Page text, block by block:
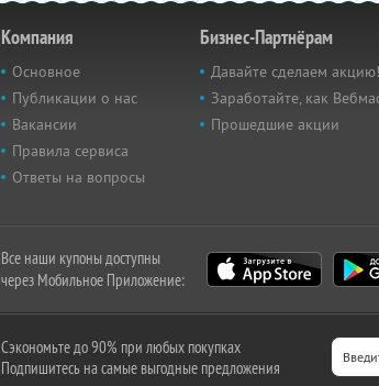
Компания
Основное
Публикации о нас
Вакансии
Правила сервиса
Ответы на вопросы
Бизнес-Партнёрам
Давайте сделаем акцию!
Заработайте, как
Прошедшие акции
Все наши купоны доступны
через Мобильное Приложение:
Сэкономьте до 90% при любых покупках
Подпишитесь на самые выгодные предложения